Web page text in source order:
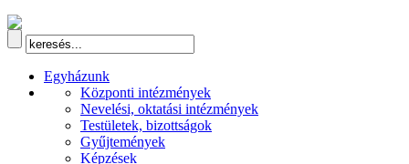
Egyházunk
Központi intézmények
Nevelési, oktatási intézmények
Testületek, bizottságok
Gyűjtemények
Képzések